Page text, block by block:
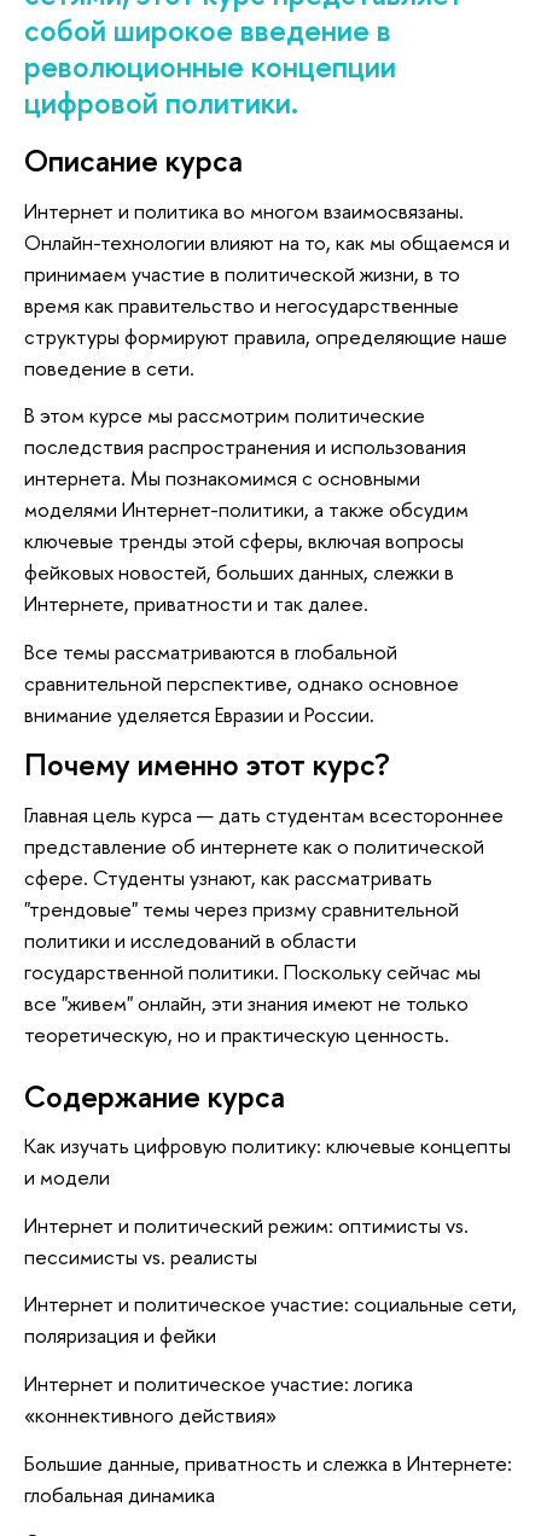
собой широкое введение в
революционные концепции
цифровой политики.
Описание курса
Интернет и политика во многом взаимосвязаны.
Онлайн-технологии влияют на то, как мы общаемся и
принимаем участие в политической жизни, в то
время как правительство и негосударственные
структуры формируют правила, определяющие наше
поведение в сети.
В этом курсе мы рассмотрим политические
последствия распространения и использования
интернета. Мы познакомимся с основными
моделями Интернет-политики, а также обсудим
ключевые тренды этой сферы, включая вопросы
фейковых новостей, больших данных, слежки в
Интернете, приватности и так далее.
Все темы рассматриваются в глобальной
сравнительной перспективе, однако основное
внимание уделяется Евразии и России.
Почему именно этот курс?
Главная цель курса — дать студентам всестороннее
представление об интернете как о политической
сфере. Студенты узнают, как рассматривать
"трендовые" темы через призму сравнительной
политики и исследований в области
государственной политики. Поскольку сейчас мы
все "живем" онлайн, эти знания имеют не только
теоретическую, но и практическую ценность.
Содержание курса
Как изучать цифровую политику: ключевые концепты
и модели
Интернет и политический режим: оптимисты vs.
пессимисты vs. реалисты
Интернет и политическое участие: социальные сети,
поляризация и фейки
Интернет и политическое участие: логика
«коннективного действия»
Большие данные, приватность и слежка в Интернете:
глобальная динамика